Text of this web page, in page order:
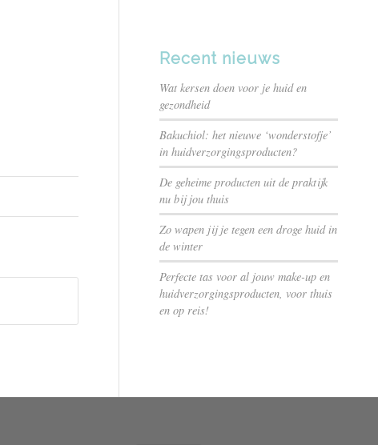
Recent nieuws
Wat kersen doen voor je huid en
gezondheid
Bakuchiol: het nieuwe ‘wonderstofje’
in huidverzorgingsproducten?
De geheime producten uit de praktijk
nu bij jou thuis
Zo wapen jij je tegen een droge huid in
de winter
Perfecte tas voor al jouw make-up en
huidverzorgingsproducten, voor thuis
en op reis!